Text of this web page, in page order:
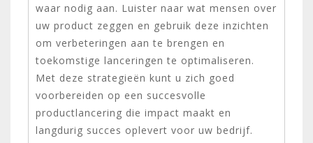
waar nodig aan. Luister naar wat mensen over
uw product zeggen en gebruik deze inzichten
om verbeteringen aan te brengen en
toekomstige lanceringen te optimaliseren.
Met deze strategieën kunt u zich goed
voorbereiden op een succesvolle
productlancering die impact maakt en
langdurig succes oplevert voor uw bedrijf.